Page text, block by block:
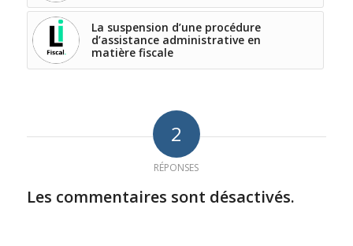
La suspension d’une procédure
d’assistance administrative en
matière fiscale
2
RÉPONSES
Les commentaires sont désactivés.